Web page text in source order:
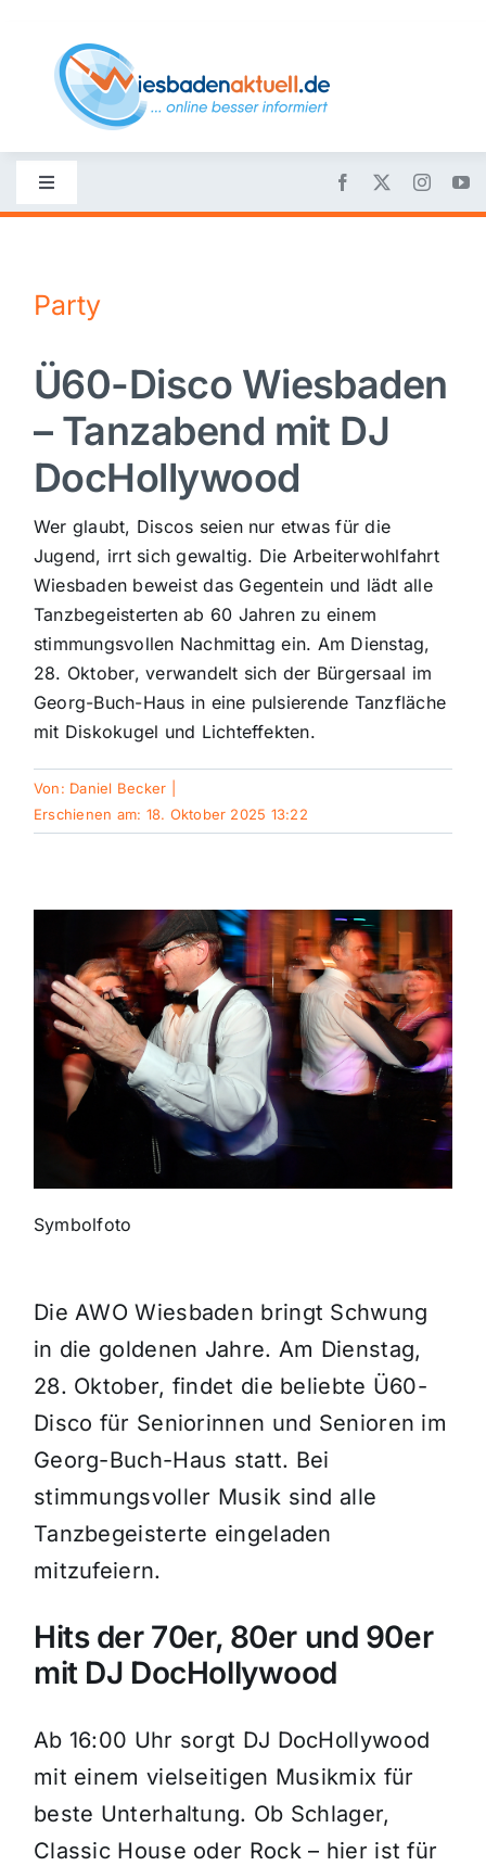
content
Toggle
Navigation
Nachrichten
Politik
Wirtschaft
Sport
Kultur
Panorama
Mein Stadtteil
Galerie
Polizeimeldungen
Themen und Termine
Gewinnspiele
Party
Ü60-Disco Wiesbaden
– Tanzabend mit DJ
DocHollywood
Wer glaubt, Discos seien nur etwas für die
Jugend, irrt sich gewaltig. Die Arbeiterwohlfahrt
Wiesbaden beweist das Gegentein und lädt alle
Tanzbegeisterten ab 60 Jahren zu einem
stimmungsvollen Nachmittag ein. Am Dienstag,
28. Oktober, verwandelt sich der Bürgersaal im
Georg-Buch-Haus in eine pulsierende Tanzfläche
mit Diskokugel und Lichteffekten.
Von: Daniel Becker
Erschienen am: 18. Oktober 2025 13:22
Symbolfoto
Die AWO Wiesbaden bringt Schwung
in die goldenen Jahre. Am Dienstag,
28. Oktober, findet die beliebte Ü60-
Disco für Seniorinnen und Senioren im
Georg-Buch-Haus statt. Bei
stimmungsvoller Musik sind alle
Tanzbegeisterte eingeladen
mitzufeiern.
Hits der 70er, 80er und 90er
mit DJ DocHollywood
Ab 16:00 Uhr sorgt DJ DocHollywood
mit einem vielseitigen Musikmix für
beste Unterhaltung. Ob Schlager,
Classic House oder Rock – hier ist für